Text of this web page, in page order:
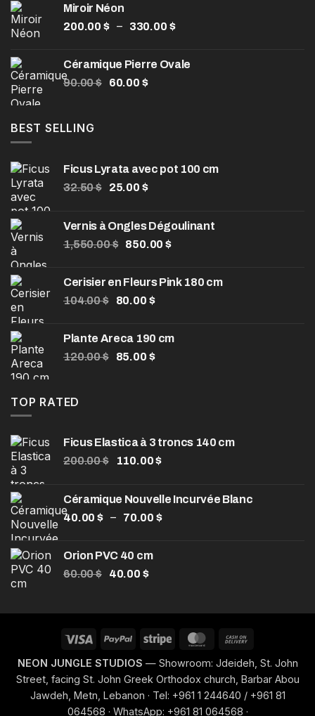
Miroir Néon
200.00 $ – 330.00 $
Céramique Pierre Ovale
90.00$ 60.00 $
BEST SELLING
Ficus Lyrata avec pot 100 cm
32.50$ 25.00 $
Vernis à Ongles Dégoulinant
1,550.00$ 850.00$
Cerisier en Fleurs Pink 180 cm
104.00$ 80.00 $
Plante Areca 190 cm
120.00$ 85.00 $
TOP RATED
Ficus Elastica à 3 troncs 140 cm
200.00$ 110.00$
Céramique Nouvelle Incurvée Blanc
40.00$ – 70.00 $
Orion PVC 40 cm
60.00$ 40.00 $
NEON JUNGLE STUDIOS — Showroom: Jdeideh, St. John
Street, facing St. John Greek Orthodox church, Barbar Abou
Jawdeh, Metn, Lebanon · Tel: +961 1 244640 / +961 81
064568 · WhatsApp: +961 81 064568 ·